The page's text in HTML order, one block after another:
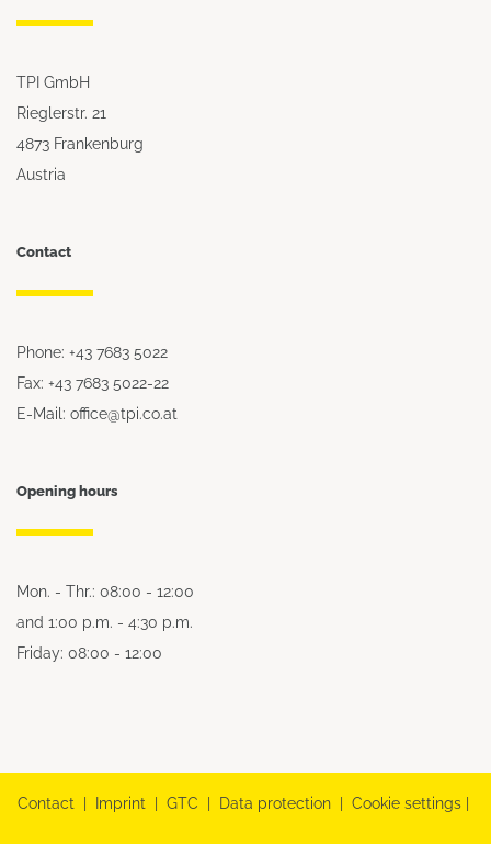
TPI GmbH
Rieglerstr. 21
4873 Frankenburg
Austria
Contact
Phone: +43 7683 5022
Fax: +43 7683 5022-22
E-Mail: office@tpi.co.at
Opening hours
Mon. - Thr.: 08:00 - 12:00
and 1:00 p.m. - 4:30 p.m.
Friday: 08:00 - 12:00
Contact | Imprint | GTC | Data protection | Cookie settings |